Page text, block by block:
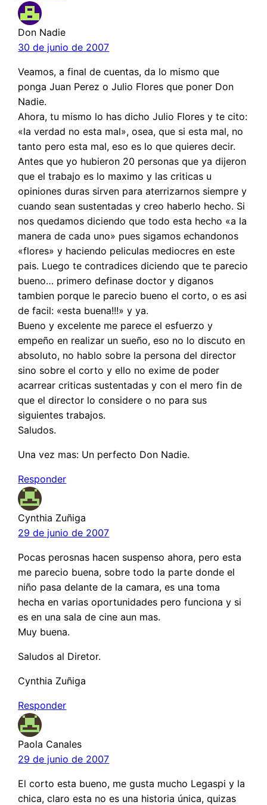
Don Nadie
30 de junio de 2007
Veamos, a final de cuentas, da lo mismo que
ponga Juan Perez o Julio Flores que poner Don
Nadie.
Ahora, tu mismo lo has dicho Julio Flores y te cito:
«la verdad no esta mal», osea, que si esta mal, no
tanto pero esta mal, eso es lo que quieres decir.
Antes que yo hubieron 20 personas que ya dijeron
que el trabajo es lo maximo y las criticas u
opiniones duras sirven para aterrizarnos siempre y
cuando sean sustentadas y creo haberlo hecho. Si
nos quedamos diciendo que todo esta hecho «a la
manera de cada uno» pues sigamos echandonos
«flores» y haciendo peliculas mediocres en este
pais. Luego te contradices diciendo que te parecio
bueno… primero definase doctor y diganos
tambien porque le parecio bueno el corto, o es asi
de facil: «esta buena!!!» y ya.
Bueno y excelente me parece el esfuerzo y
empeño en realizar un sueño, eso no lo discuto en
absoluto, no hablo sobre la persona del director
sino sobre el corto y ello no exime de poder
acarrear criticas sustentadas y con el mero fin de
que el director lo considere o no para sus
siguientes trabajos.
Saludos.
Una vez mas: Un perfecto Don Nadie.
Responder
Cynthia Zuñiga
29 de junio de 2007
Pocas perosnas hacen suspenso ahora, pero esta
me parecio buena, sobre todo la parte donde el
niño pasa delante de la camara, es una toma
hecha en varias oportunidades pero funciona y si
es en una sala de cine aun mas.
Muy buena.
Saludos al Diretor.
Cynthia Zuñiga
Responder
Paola Canales
29 de junio de 2007
El corto esta bueno, me gusta mucho Legaspi y la
chica, claro esta no es una historia única, quizas